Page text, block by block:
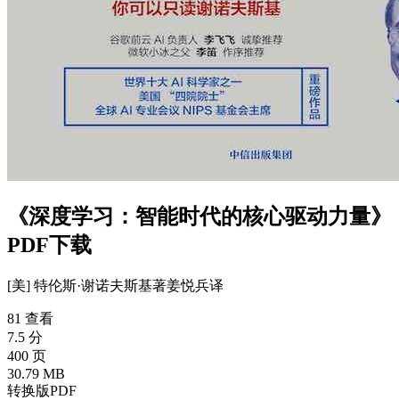
《深度学习：智能时代的核心驱动力量》
PDF下载
[美] 特伦斯·谢诺夫斯基著姜悦兵译
81 查看
7.5 分
400 页
30.79 MB
转换版PDF